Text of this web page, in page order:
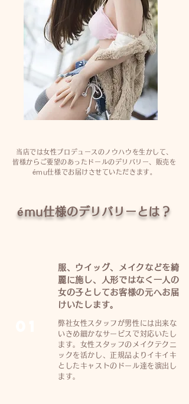
当店では女性プロデュースの ノウハウを生かして、
皆様からご要望のあったドールのデリバリー、販売を
ému仕様でお届けさせていただきます。
ému仕様のデリバリーとは？
服、ウイッグ、メイクなどを綺
麗に施し、人形ではなく一人の
女の子としてお客様の元へお届
けいたします。
弊社女性スタッフが男性には出来な
いきめ細かなサービスで対応いたし
ます。 ​女性スタッフのメイクテクニ
ックを活かし、正規品よりイキイキ
としたキャストのドール達を演出し
ます。